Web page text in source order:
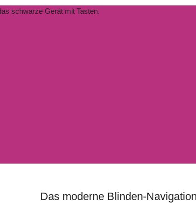
Das moderne Blinden-